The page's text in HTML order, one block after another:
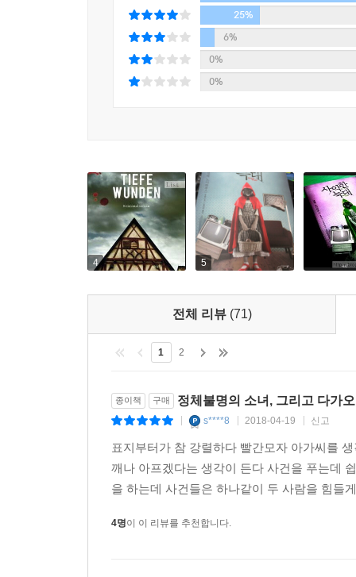
엠마는 자신을 나무라며 청바지를 뒤집었다. 그
만져졌다. 엠마는 그것을 꺼내 손바닥 위에 놓고
달아올랐다. 이마에선 진땀이 났고 심장이 오그라
청천벽력 같은 깨달음 속에서 그녀의 세계는 힘
단서는 찾아내지 못한 채 시간만 흘러간다.
한편, 유명 방송인 한나는 높은 시청률을 기록
다룬 것 때문에 출연자들의 강한 항의와 언론의
동분서주하며 단서를 쫓는다. 그러나 얼마 지나지
하나로 연결하는 인물이 나타나는데…….
가녀린 소녀의 처참한 시체와 함께 시작되는 이
피아의 친구 엠마 등 여러 시점에서 전개되며 읽
보여주는 이야기 역시 하나하나 독립된 이야
방향으로 진행되었다는 사실을 알 수 있도록 치밀
평범한 주부로 살 수 없게 된 넬레 노이하우스 개
쓰게 된 작가로서의 삶. 자신에게 찾아온 이
노이하우스의 시선을 따라 더욱 넓고 깊어진 타
새로운 작품이 나올 때마다 늘 발전하는 모습을
도약으로 기억되는 작품이 되지 않을까 싶다.
비극이 있기에 진화할 수 있다
25%
6%
0%
0%
4 5
전체 리뷰 (71)
1 2
종이책 구매 정체불명의 소녀, 그리고 다가
s****8 2018-04-19 신고
표지부터가 참 강렬하다 빨간모자 아가씨를
깨나 아프겠다는 생각이 든다 사건을 푸는데
을 하는데 사건들은 하나같이 두 사람을 힘들
4명이 이 리뷰를 추천합니다.